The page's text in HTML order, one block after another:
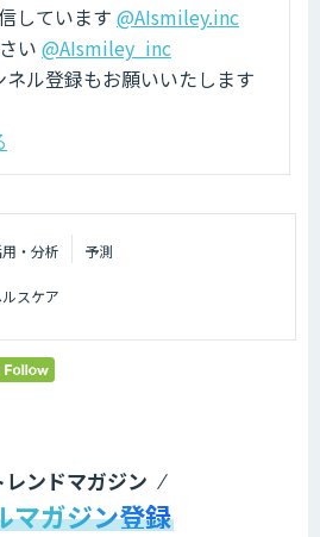
しています @AIsmiley.inc
い @AIsmiley_inc
ル登録もお願いいたします
・分析 予測
スケア
レンドマガジン
マガジン登録